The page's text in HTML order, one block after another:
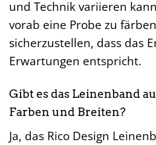
und Technik variieren
vorab eine Probe zu
sicherzustellen, dass das
Erwartungen entspricht.
Gibt es das Leinenband
Farben und Breiten?
Ja, das Rico Design